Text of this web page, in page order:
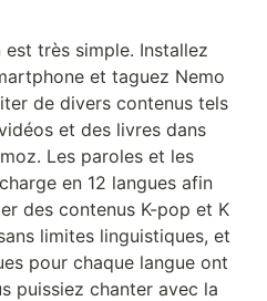
très simple. Installez
et taguez Nemo
de divers contenus tels
et des livres dans
Les paroles et les
en 12 langues afin
des contenus K-pop et K
limites linguistiques, et
pour chaque langue ont
puissiez chanter avec la